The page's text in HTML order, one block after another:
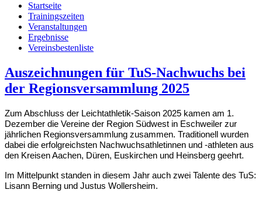
Startseite
Trainingszeiten
Veranstaltungen
Ergebnisse
Vereinsbestenliste
Auszeichnungen für TuS-Nachwuchs bei
der Regionsversammlung 2025
Zum Abschluss der Leichtathletik-Saison 2025 kamen am 1.
Dezember die Vereine der Region Südwest in Eschweiler zur
jährlichen Regionsversammlung zusammen. Traditionell wurden
dabei die erfolgreichsten Nachwuchsathletinnen und -athleten aus
den Kreisen Aachen, Düren, Euskirchen und Heinsberg geehrt.
Im Mittelpunkt standen in diesem Jahr auch zwei Talente des TuS:
Lisann Berning und Justus Wollersheim.